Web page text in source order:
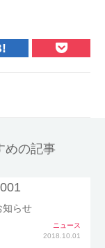
めの記事
知らせ
ニュース
2018.10.01